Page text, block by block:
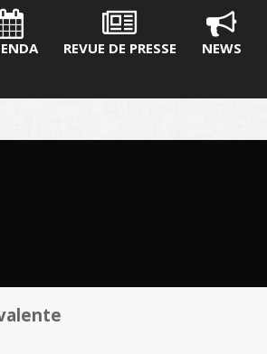
REVUE DE PRESSE NEWS